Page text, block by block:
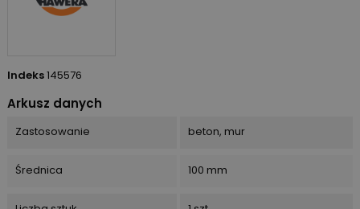
Indeks145576
Arkusz danych
Zastosowanie beton, mur
Średnica 100 mm